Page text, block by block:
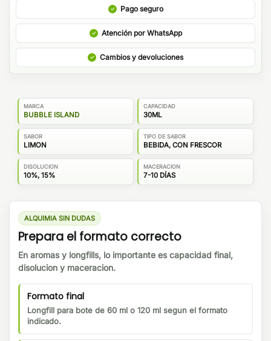
Pago seguro
Atención por WhatsApp
Cambios y devoluciones
MARCA
BUBBLE ISLAND
CAPACIDAD
30ML
SABOR
LIMON
TIPO DE SABOR
BEBIDA, CON FRESCOR
DISOLUCION
10%, 15%
MACERACION
7-10 DÍAS
ALQUIMIA SIN DUDAS
Prepara el formato correcto
En aromas y longfills, lo importante es capacidad final,
disolucion y maceracion.
Formato final
Longfill para bote de 60 ml o 120 ml segun el formato
indicado.